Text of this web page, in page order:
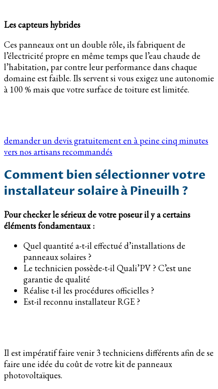
Les capteurs hybrides
Ces panneaux ont un double rôle, ils fabriquent de
l’électricité propre en même temps que l’eau chaude de
l’habitation, par contre leur performance dans chaque
domaine est faible. Ils servent si vous exigez une autonomie
à 100 % mais que votre surface de toiture est limitée.
demander un devis gratuitement en à peine cinq minutes
vers nos artisans recommandés
Comment bien sélectionner votre
installateur solaire à Pineuilh ?
Pour checker le sérieux de votre poseur il y a certains
éléments fondamentaux :
Quel quantité a-t-il effectué d’installations de
panneaux solaires ?
Le technicien possède-t-il Quali’PV ? C’est une
garantie de qualité
Réalise t-il les procédures officielles ?
Est-il reconnu installateur RGE ?
Il est impératif faire venir 3 techniciens différents afin de se
faire une idée du coût de votre kit de panneaux
photovoltaïques.